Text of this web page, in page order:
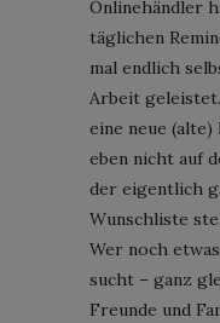
Onlinehändler
täglichen
mal endlich
Arbeit
eine neue (alte)
eben nicht auf
der eigentlich
Wunschliste
Wer noch
sucht – ganz
Freunde und